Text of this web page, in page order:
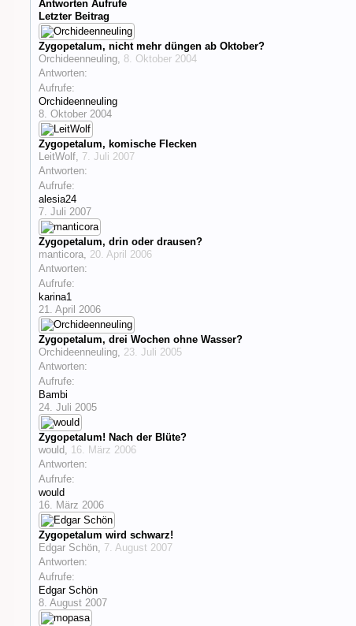
Antworten Aufrufe
Letzter Beitrag
Zygopetalum, nicht mehr düngen ab Oktober?
Orchideenneuling, 8. Oktober 2004
Antworten:
Aufrufe:
Orchideenneuling
8. Oktober 2004
Zygopetalum, komische Flecken
LeitWolf, 7. Juli 2007
Antworten:
Aufrufe:
alesia24
7. Juli 2007
Zygopetalum, drin oder drausen?
manticora, 20. April 2006
Antworten:
Aufrufe:
karina1
21. April 2006
Zygopetalum, drei Wochen ohne Wasser?
Orchideenneuling, 23. Juli 2005
Antworten:
Aufrufe:
Bambi
24. Juli 2005
Zygopetalum! Nach der Blüte?
would, 16. März 2006
Antworten:
Aufrufe:
would
16. März 2006
Zygopetalum wird schwarz!
Edgar Schön, 7. August 2007
Antworten:
Aufrufe:
Edgar Schön
8. August 2007